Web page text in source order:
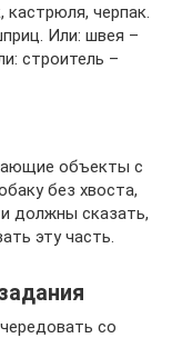
черпак.
Или: швея –
строитель –
объекты с
без хвоста,
должны сказать,
эту часть.
со